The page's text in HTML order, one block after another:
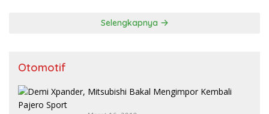
Selengkapnya
Otomotif